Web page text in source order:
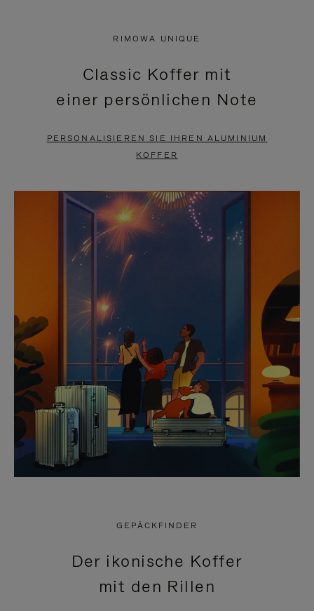
PAUSIERT,
BITTE
DRÜCKEN
ANZUHALTEN
KLICKEN
SIE
ZUM
AUFHEBEN
STUMMSCHALTUNG
RIMOWA UNIQUE
Classic Koffer mit
einer persönlichen Note
PERSONALISIEREN SIE IHREN ALUMINIUM
KOFFER
GEPÄCKFINDER
Der ikonische Koffer
mit den Rillen